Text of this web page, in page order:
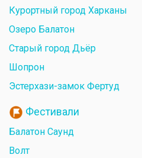
Курортный город Харканы
Озеро Балатон
Старый город Дьёр
Шопрон
Эстерхази-замок Фертуд
Фестивали
Балатон Саунд
Волт